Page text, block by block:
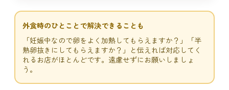
外食時のひとことで解決できることも
「妊娠中なので卵をよく加熱してもらえますか？」「半
熟卵抜きにしてもらえますか？」と伝えれば対応してく
れるお店がほとんどです。遠慮せずにお願いしましょ
う。